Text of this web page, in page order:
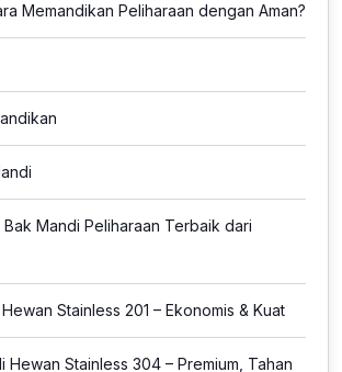
Memandikan Peliharaan dengan Aman?
Mandi Peliharaan Terbaik dari
Stainless 201 – Ekonomis & Kuat
Hewan Stainless 304 – Premium, Tahan